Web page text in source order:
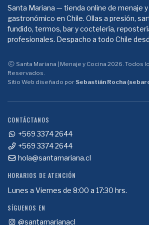
Santa Mariana — tienda online de menaje
gastronómico en Chile. Ollas a presión,
fundido, termos, bar y coctelería,
profesionales. Despacho a todo Chile
Santa Mariana | Menaje y Cocina 2026. Todos
Reservados.
Sitio Web diseñado por Sebastián Rocha
CONTÁCTANOS
+569 3374 2644
+569 3374 2644
hola@santamariana.cl
HORARIOS DE ATENCIÓN
Lunes a Viernes de 8:00 a 17:30 hrs.
SÍGUENOS EN
@santamarianacl